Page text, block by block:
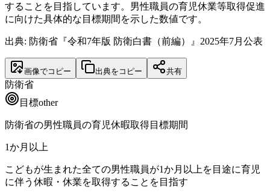
することを目指しています。男性職員の育児休業等取得促進
に向けた具体的な目標期間を示した数値です。
出典: 防衛省『令和7年版 防衛白書（前編）』2025年7月公表
画像でコピー 出典をコピー 共有
防衛省
目標other
防衛省の男性職員の育児休暇取得目標期間
1か月以上
こどもが生まれた全ての男性職員が1か月以上を目途に育児
に伴う休暇・休業を取得することを目指す